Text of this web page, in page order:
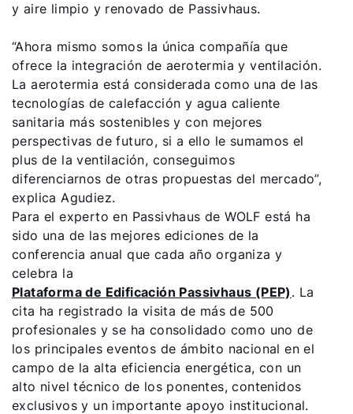
y aire limpio y renovado de Passivhaus.
“Ahora mismo somos la única compañía que
ofrece la integración de aerotermia y ventilación.
La aerotermia está considerada como una de las
tecnologías de calefacción y agua caliente
sanitaria más sostenibles y con mejores
perspectivas de futuro, si a ello le sumamos el
plus de la ventilación, conseguimos
diferenciarnos de otras propuestas del mercado”,
explica Agudiez.
Para el experto en Passivhaus de WOLF está ha
sido una de las mejores ediciones de la
conferencia anual que cada año organiza y
celebra la
Plataforma de Edificación Passivhaus (PEP) . La
cita ha registrado la visita de más de 500
profesionales y se ha consolidado como uno de
los principales eventos de ámbito nacional en el
campo de la alta eficiencia energética, con un
alto nivel técnico de los ponentes, contenidos
exclusivos y un importante apoyo institucional.